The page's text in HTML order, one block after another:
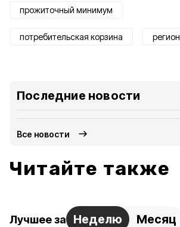
прожиточный минимум
потребительская корзина регион
Последние новости
Все новости
Читайте также
Лучшее за Неделю Месяц